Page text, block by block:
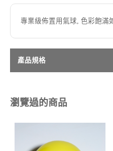
專業級佈置用氣球, 色彩飽滿
產品規格
瀏覽過的商品